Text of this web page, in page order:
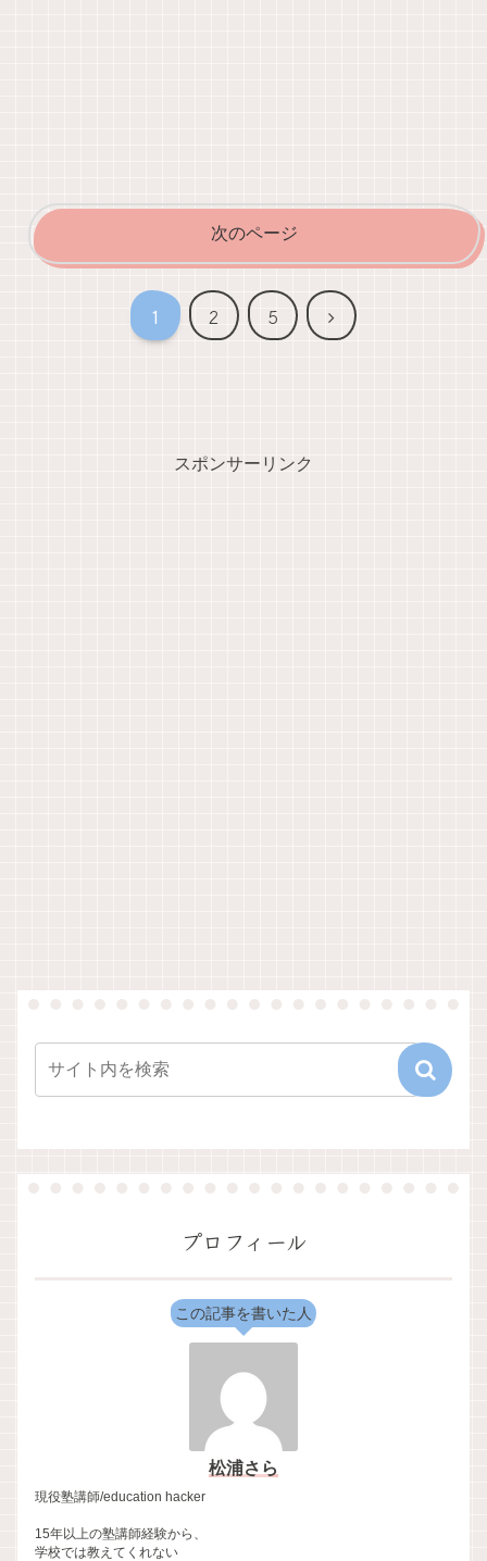
次のページ
1 2 5
次
スポンサーリンク
プロフィール
この記事を書いた人
松浦さら
現役塾講師/education hacker
15年以上の塾講師経験から、
学校では教えてくれない